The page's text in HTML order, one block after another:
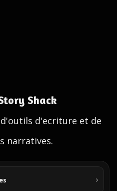
Shack
d'ecriture et de
narratives.